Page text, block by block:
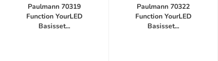
Paulmann 70319
Function YourLED
Basisset...
Paulmann 70322
Function YourLED
Basisset...